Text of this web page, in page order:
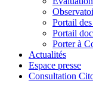
Portail
Portail
Porter à
Actualités
Espace presse
Consultation